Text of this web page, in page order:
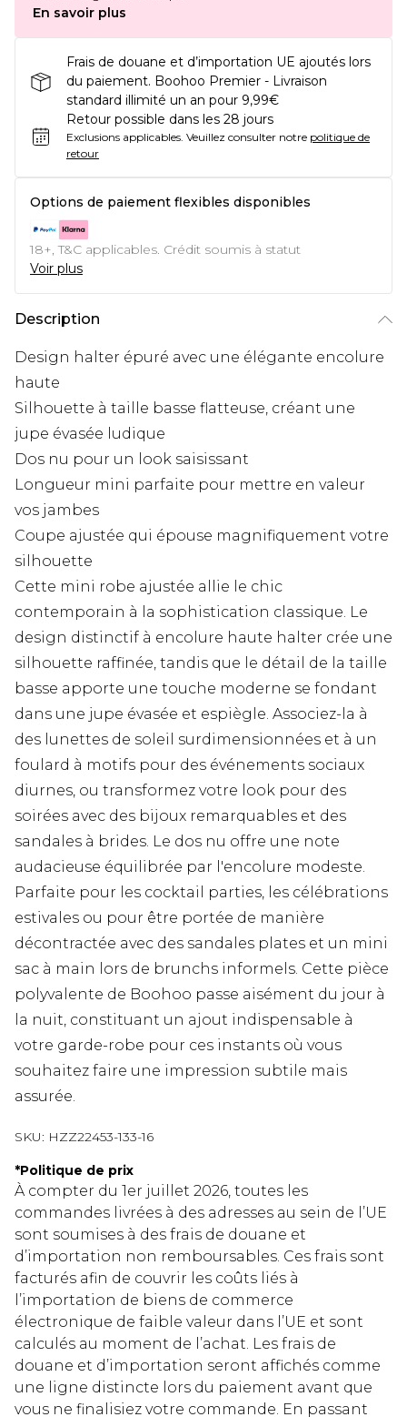
En savoir plus
Frais de douane et d’importation UE ajoutés lors
du paiement. Boohoo Premier - Livraison
standard illimité un an pour 9,99€
Retour possible dans les 28 jours
Exclusions applicables. Veuillez consulter notre politique de
retour
Options de paiement flexibles disponibles
18+, T&C applicables. Crédit soumis à statut
Voir plus
Description
Design halter épuré avec une élégante encolure
haute
Silhouette à taille basse flatteuse, créant une
jupe évasée ludique
Dos nu pour un look saisissant
Longueur mini parfaite pour mettre en valeur
vos jambes
Coupe ajustée qui épouse magnifiquement votre
silhouette
Cette mini robe ajustée allie le chic
contemporain à la sophistication classique. Le
design distinctif à encolure haute halter crée une
silhouette raffinée, tandis que le détail de la taille
basse apporte une touche moderne se fondant
dans une jupe évasée et espiègle. Associez-la à
des lunettes de soleil surdimensionnées et à un
foulard à motifs pour des événements sociaux
diurnes, ou transformez votre look pour des
soirées avec des bijoux remarquables et des
sandales à brides. Le dos nu offre une note
audacieuse équilibrée par l'encolure modeste.
Parfaite pour les cocktail parties, les célébrations
estivales ou pour être portée de manière
décontractée avec des sandales plates et un mini
sac à main lors de brunchs informels. Cette pièce
polyvalente de Boohoo passe aisément du jour à
la nuit, constituant un ajout indispensable à
votre garde-robe pour ces instants où vous
souhaitez faire une impression subtile mais
assurée.
SKU: HZZ22453-133-16
*Politique de prix
À compter du 1er juillet 2026, toutes les
commandes livrées à des adresses au sein de l’UE
sont soumises à des frais de douane et
d’importation non remboursables. Ces frais sont
facturés afin de couvrir les coûts liés à
l’importation de biens de commerce
électronique de faible valeur dans l’UE et sont
calculés au moment de l’achat. Les frais de
douane et d’importation seront affichés comme
une ligne distincte lors du paiement avant que
vous ne finalisiez votre commande. En passant